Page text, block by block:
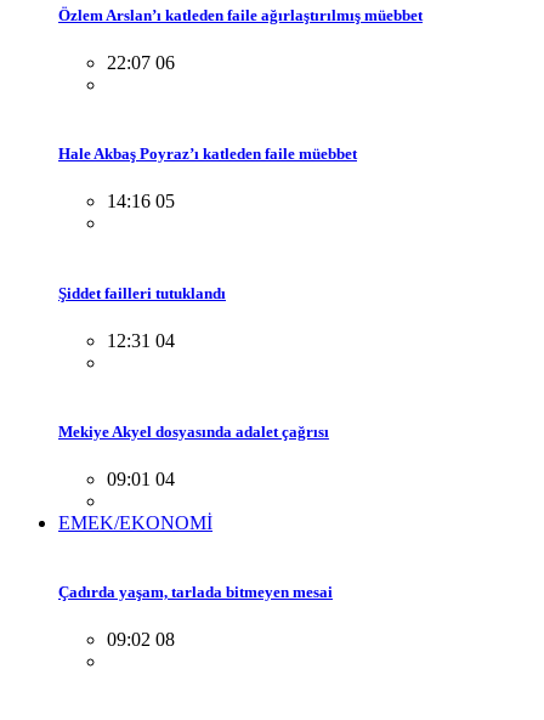
Özlem Arslan’ı katleden faile ağırlaştırılmış müebbet
22:07 06
Hale Akbaş Poyraz’ı katleden faile müebbet
14:16 05
Şiddet failleri tutuklandı
12:31 04
Mekiye Akyel dosyasında adalet çağrısı
09:01 04
EMEK/EKONOMİ
Çadırda yaşam, tarlada bitmeyen mesai
09:02 08